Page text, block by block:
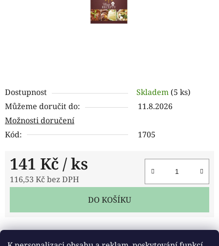
Dostupnost Skladem (5 ks)
Můžeme doručit do:
11.8.2026
Možnosti doručení
Kód:
1705
141 Kč / ks
116,53 Kč bez DPH
DO KOŠÍKU